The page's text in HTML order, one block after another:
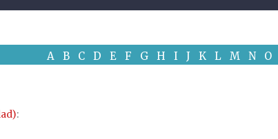
A B C D E F G H I J K L M N O
: